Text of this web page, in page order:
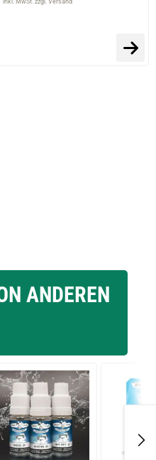
next
inkl. MwSt. zzgl. Versand
ANDEREN